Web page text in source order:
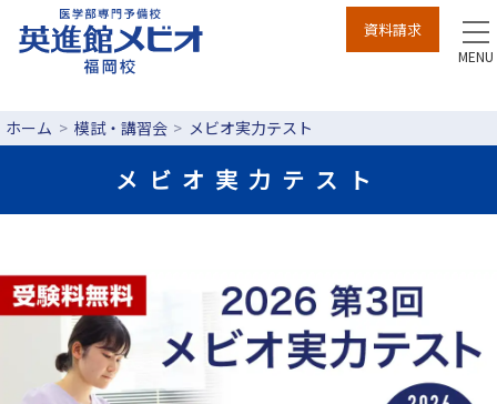
MENU
資料請求
ホーム 模試・講習会 メビオ実力テスト
メビオ実力テスト